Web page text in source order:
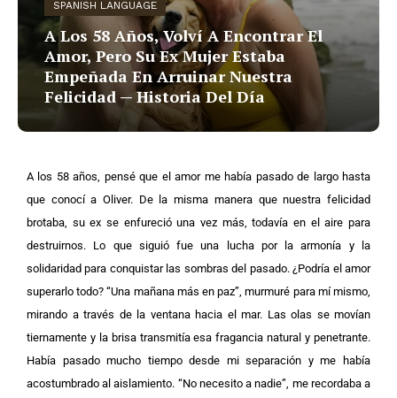
SPANISH LANGUAGE
A Los 58 Años, Volví A Encontrar El
Amor, Pero Su Ex Mujer Estaba
Empeñada En Arruinar Nuestra
Felicidad — Historia Del Día
A los 58 años, pensé que el amor me había pasado de largo hasta
que conocí a Oliver. De la misma manera que nuestra felicidad
brotaba, su ex se enfureció una vez más, todavía en el aire para
destruirnos. Lo que siguió fue una lucha por la armonía y la
solidaridad para conquistar las sombras del pasado. ¿Podría el amor
superarlo todo? “Una mañana más en paz”, murmuré para mí mismo,
mirando a través de la ventana hacia el mar. Las olas se movían
tiernamente y la brisa transmitía esa fragancia natural y penetrante.
Había pasado mucho tiempo desde mi separación y me había
acostumbrado al aislamiento. “No necesito a nadie”, me recordaba a